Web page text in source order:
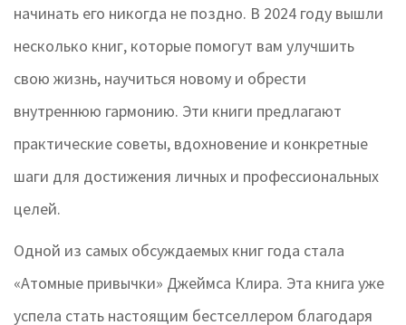
начинать его никогда не поздно. В 2024 году вышли
несколько книг, которые помогут вам улучшить
свою жизнь, научиться новому и обрести
внутреннюю гармонию. Эти книги предлагают
практические советы, вдохновение и конкретные
шаги для достижения личных и профессиональных
целей.
Одной из самых обсуждаемых книг года стала
«Атомные привычки» Джеймса Клира. Эта книга уже
успела стать настоящим бестселлером благодаря